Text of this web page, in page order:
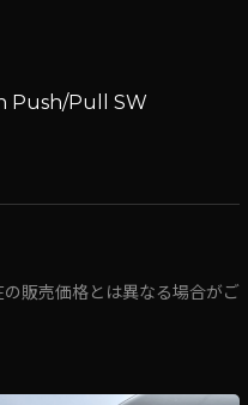
Push/Pull SW
販売価格とは異なる場合がご